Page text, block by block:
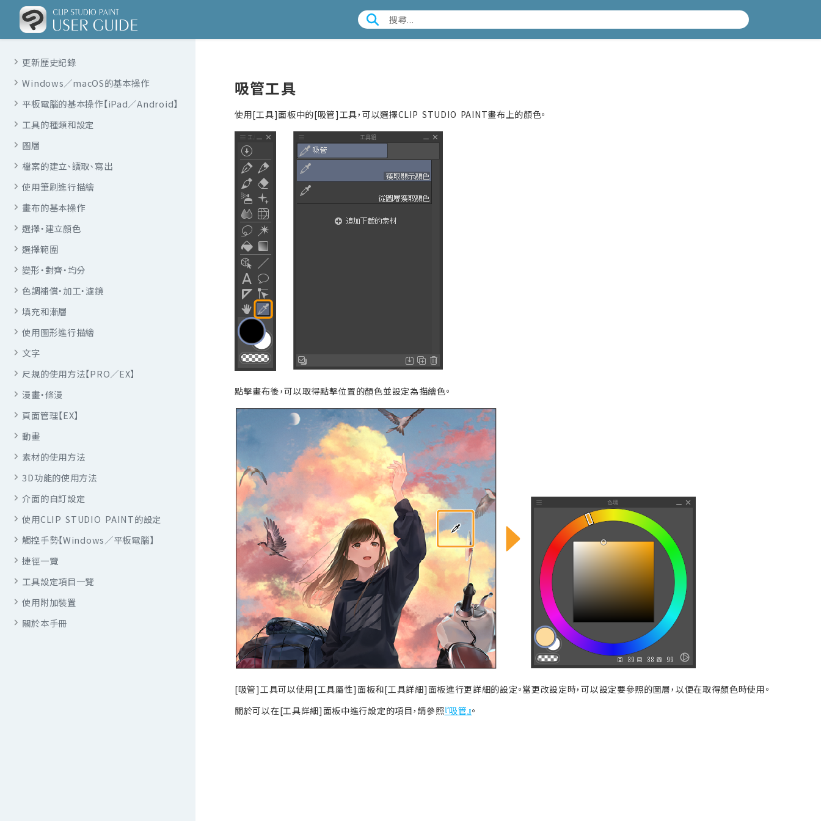
更新歷史記錄
Windows／macOS的基本操作
平板電腦的基本操作【iPad／Android】
工具的種類和設定
圖層
檔案的建立、讀取、寫出
使用筆刷進行描繪
畫布的基本操作
選擇・建立顏色
選擇範圍
變形・對齊・均分
色調補償・加工・濾鏡
填充和漸層
使用圖形進行描繪
文字
尺規的使用方法【PRO／EX】
漫畫・條漫
頁面管理【EX】
動畫
素材的使用方法
3D功能的使用方法
介面的自訂設定
使用CLIP STUDIO PAINT的設定
觸控手勢【Windows／平板電腦】
捷徑一覽
工具設定項目一覽
使用附加裝置
關於本手冊
吸管工具
使用[工具]面板中的[吸管]工具，可以選擇CLIP STUDIO PAINT畫布上的顏色。
點擊畫布後，可以取得點擊位置的顏色並設定為描繪色。
[吸管]工具可以使用[工具屬性]面板和[工具詳細]面板進行更詳細的設定。當更改設定時，可以設定要參照的圖層，以便在取得顏色時使用。
關於可以在[工具詳細]面板中進行設定的項目，請參照『吸管』。